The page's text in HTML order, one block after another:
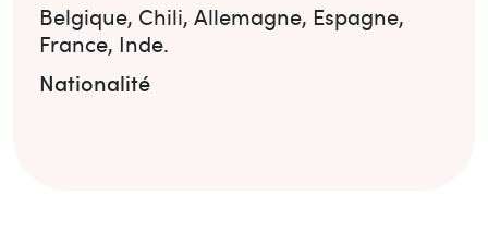
Belgique, Chili, Allemagne, Espagne,
France, Inde.
Nationalité